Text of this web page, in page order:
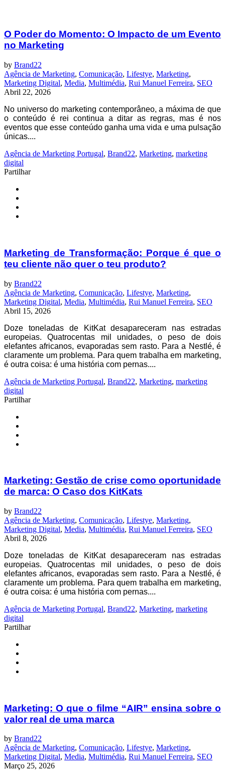
O Poder do Momento: O Impacto de um Evento
no Marketing
by Brand22
Agência de Marketing, Comunicação, Lifestye, Marketing,
Marketing Digital, Media, Multimédia, Rui Manuel Ferreira, SEO
Abril 22, 2026
No universo do marketing contemporâneo, a máxima de que
o conteúdo é rei continua a ditar as regras, mas é nos
eventos que esse conteúdo ganha uma vida e uma pulsação
únicas....
Agência de Marketing Portugal, Brand22, Marketing, marketing
digital
Partilhar
Marketing de Transformação: Porque é que o
teu cliente não quer o teu produto?
by Brand22
Agência de Marketing, Comunicação, Lifestye, Marketing,
Marketing Digital, Media, Multimédia, Rui Manuel Ferreira, SEO
Abril 15, 2026
Doze toneladas de KitKat desapareceram nas estradas
europeias. Quatrocentas mil unidades, o peso de dois
elefantes africanos, evaporadas sem rasto. Para a Nestlé, é
claramente um problema. Para quem trabalha em marketing,
é outra coisa: é uma história com pernas....
Agência de Marketing Portugal, Brand22, Marketing, marketing
digital
Partilhar
Marketing: Gestão de crise como oportunidade
de marca: O Caso dos KitKats
by Brand22
Agência de Marketing, Comunicação, Lifestye, Marketing,
Marketing Digital, Media, Multimédia, Rui Manuel Ferreira, SEO
Abril 8, 2026
Doze toneladas de KitKat desapareceram nas estradas
europeias. Quatrocentas mil unidades, o peso de dois
elefantes africanos, evaporadas sem rasto. Para a Nestlé, é
claramente um problema. Para quem trabalha em marketing,
é outra coisa: é uma história com pernas....
Agência de Marketing Portugal, Brand22, Marketing, marketing
digital
Partilhar
Marketing: O que o filme “AIR” ensina sobre o
valor real de uma marca
by Brand22
Agência de Marketing, Comunicação, Lifestye, Marketing,
Marketing Digital, Media, Multimédia, Rui Manuel Ferreira, SEO
Março 25, 2026